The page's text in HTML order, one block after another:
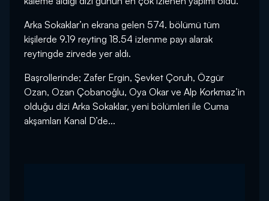
Arka Sokaklar’ın ekrana gelen 574. bölümü tüm
kişilerde 9.19 reyting 18.54 izlenme payı alarak
reytingde zirvede yer aldı.
Başrollerinde; Zafer Ergin, Şevket Çoruh, Özgür
Ozan, Ozan Çobanoğlu, Oya Okar ve Alp Korkmaz’in
olduğu dizi Arka Sokaklar, yeni bölümleri ile Cuma
akşamları Kanal D’de...